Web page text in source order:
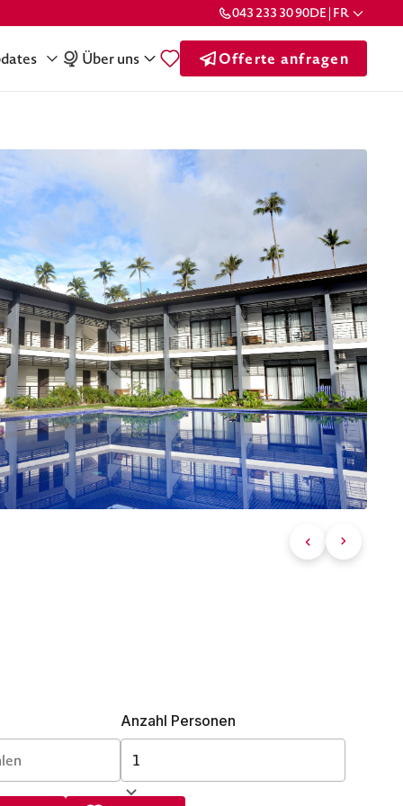
043 233 30 90DE | FR
Über uns Offerte anfragen
Anzahl Personen